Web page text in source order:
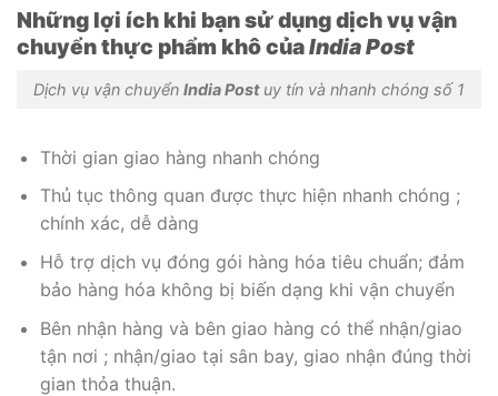
Những lợi ích khi bạn sử dụng dịch vụ vận
chuyển thực phẩm khô củaIndia Post
Dịch vụ vận chuyển India Post uy tín và nhanh chóng số 1
Thời gian giao hàng nhanh chóng
Thủ tục thông quan được thực hiện nhanh chóng ;
chính xác, dễ dàng
Hỗ trợ dịch vụ đóng gói hàng hóa tiêu chuẩn; đảm
bảo hàng hóa không bị biến dạng khi vận chuyển
Bên nhận hàng và bên giao hàng có thể nhận/giao
tận nơi ; nhận/giao tại sân bay, giao nhận đúng thời
gian thỏa thuận.